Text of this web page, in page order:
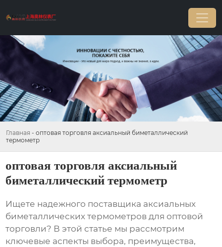
Главная - оптовая торговля аксиальный биметаллический
термометр
оптовая торговля аксиальный
биметаллический термометр
Ищете надежного поставщика аксиальных
биметаллических термометров для оптовой
торговли? В этой статье мы рассмотрим
ключевые аспекты выбора, преимущества,